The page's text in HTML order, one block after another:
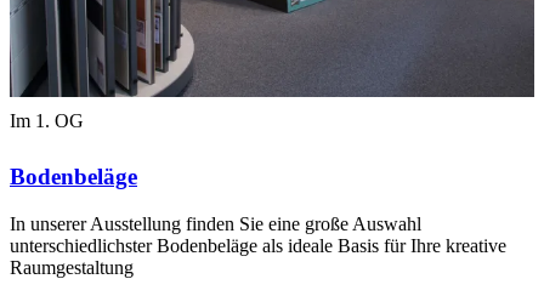
Im 1. OG
Bodenbeläge
In unserer Ausstellung finden Sie eine große Auswahl
unterschiedlichster Bodenbeläge als ideale Basis für Ihre kreative
Raumgestaltung